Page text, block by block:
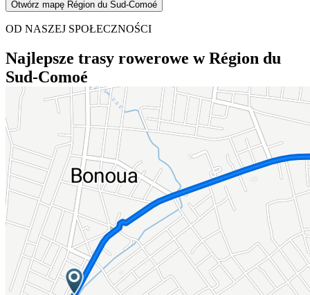
Otwórz mapę Région du Sud-Comoé
OD NASZEJ SPOŁECZNOŚCI
Najlepsze trasy rowerowe w Région du
Sud-Comoé